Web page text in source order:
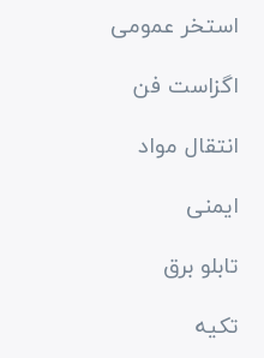
استخر عمومی
اگزاست فن
انتقال مواد
ایمنی
تابلو برق
تکیه